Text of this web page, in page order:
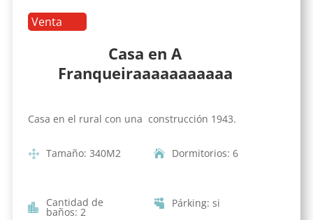
Venta
Casa en A
Franqueiraaaaaaaaaaa
Casa en el rural con una construcción 1943.
Tamaño: 340M2 Dormitorios: 6
Cantidad de
baños: 2
Párking: si